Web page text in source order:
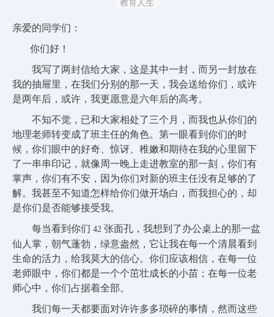
教育人生
亲爱的同学们：
你们好！
我写了两封信给大家，这是其中一封，而另一封放在
我的抽屉里，在我们分别的那一天，我会送给你们，或许
是两年后，或许，我更愿意是六年后的高考。
不知不觉，已和大家相处了三个月，而我也从你们的
地理老师转变成了班主任的角色。第一眼看到你们的时
候，你们眼中的好奇、惊讶、稚嫩和期待在我的心里留下
了一串串印记，就像周一晚上走进教室的那一刻，你们有
掌声，你们有不安，因为你们对新的班主任没有足够的了
解。我甚至不知道怎样给你们做开场白，而我担心的，却
是你们是否能够接受我。
每当看到你们 42 张面孔，我想到了办公桌上的那一盆
仙人掌，朝气蓬勃，绿意盎然，它让我在每一个清晨看到
生命的活力，给我莫大的信心。你们应该相信，在每一位
老师眼中，你们都是一个个茁壮成长的小苗；在每一位老
师心中，你们占据着全部。
我们每一天都要面对许许多多琐碎的事情，然而这些